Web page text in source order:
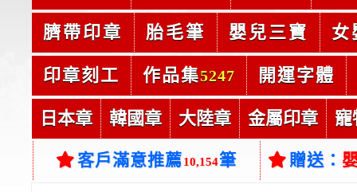
臍帶印章 胎毛筆 嬰兒三寶 女
印章刻工 作品集5247 開運字體
日本章 韓國章 大陸章 金屬印章 寵
客戶滿意推薦10,154筆 贈送：